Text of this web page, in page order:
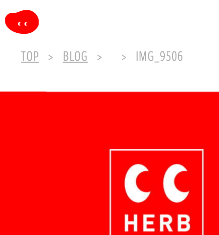
TOP BLOG IMG_9506